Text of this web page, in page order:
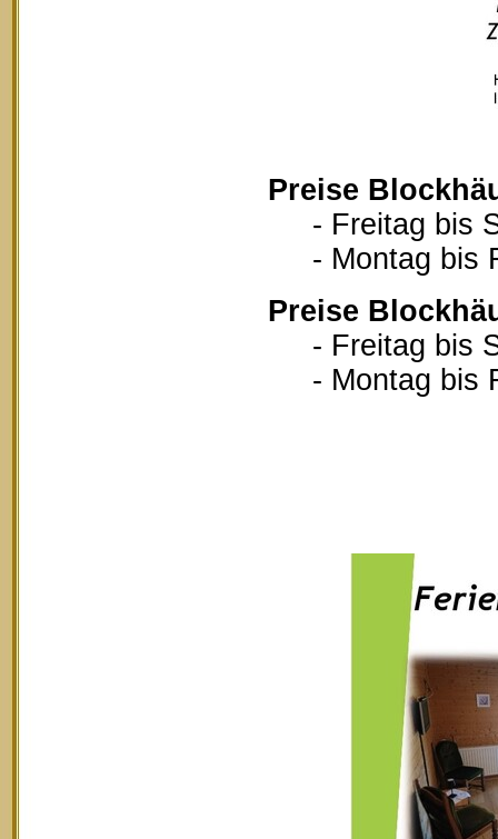
Preise
- Freitag bis
- Montag bis
Preise
- Freitag bis
- Montag bis